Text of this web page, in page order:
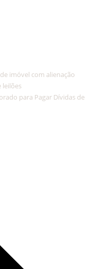
imóvel com alienação
leilões
para Pagar Dívidas de